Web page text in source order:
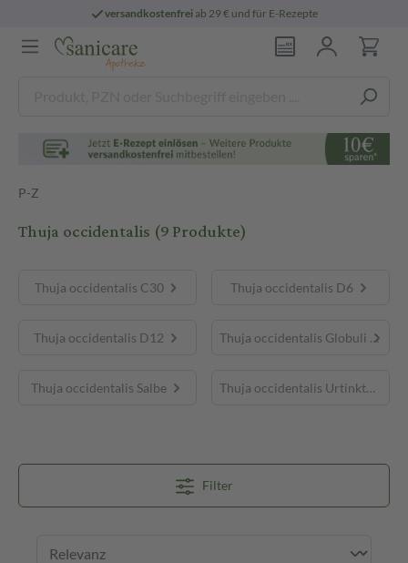
versandkostenfreiab 29 € und für E-Rezepte
P-Z
Thuja occidentalis (9 Produkte)
Thuja occidentalis C30 Thuja occidentalis D6
Thuja occidentalis D12 Thuja occidentalis Globuli
Thuja occidentalis Salbe Thuja occidentalis Urtinktur
Filter